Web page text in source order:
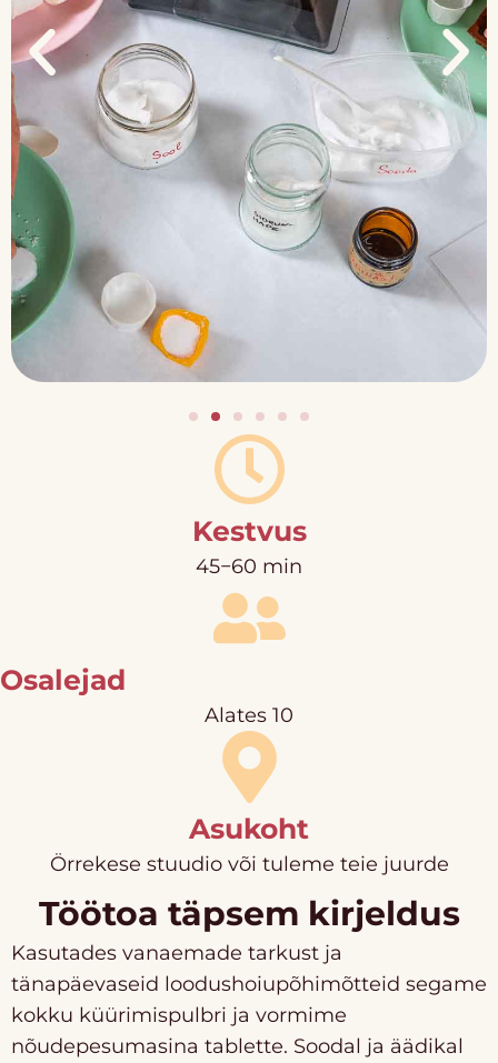
Kestvus
45−60 min
Osalejad
Alates 10
Asukoht
Örrekese stuudio või tuleme teie juurde
Töötoa täpsem kirjeldus
Kasutades vanaemade tarkust ja
tänapäevaseid loodushoiupõhimõtteid segame
kokku küürimispulbri ja vormime
nõudepesumasina tablette. Soodal ja äädikal